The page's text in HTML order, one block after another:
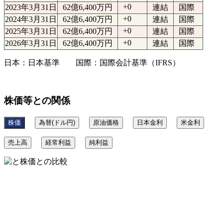
2023年3月31日
62億6,400万円 +0 連結
国際
2024年3月31日
62億6,400万円 +0 連結
国際
2025年3月31日
62億6,400万円 +0 連結
国際
2026年3月31日
62億6,400万円 +0 連結 国際
日本：日本基準 国際：国際会計基準（IFRS）
株価等との関係
株価 為替(ドル円) 原油価格 日本金利 米金利
売上高 経常利益 純利益